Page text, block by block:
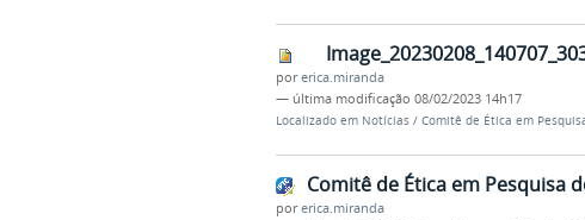
porerica.miranda
— última modificação 08/02/2023 14h17
Localizado em Notícias / Comitê de Ética em
Comitê de Ética em Pesquisa
porerica.miranda